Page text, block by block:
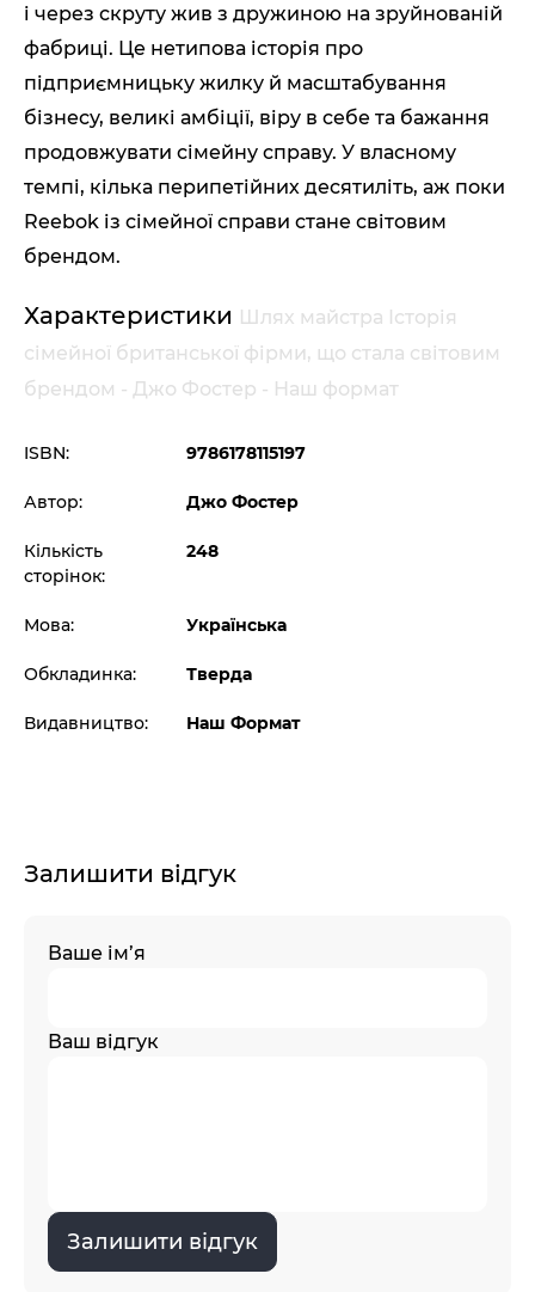
і через скруту жив з дружиною на зруйнованій
фабриці. Це нетипова історія про
підприємницьку жилку й масштабування
бізнесу, великі амбіції, віру в себе та бажання
продовжувати сімейну справу. У власному
темпі, кілька перипетійних десятиліть, аж поки
Reebok із сімейної справи стане світовим
брендом.
Характеристики Шлях майстра Історія
сімейної британської фірми, що стала світовим
брендом - Джо Фостер - Наш формат
ISBN: 9786178115197
Автор: Джо Фостер
Кількість
сторінок:
248
Мова: Українська
Обкладинка: Тверда
Видавництво: Наш Формат
Залишити відгук
Ваше ім’я
Ваш відгук
Залишити відгук